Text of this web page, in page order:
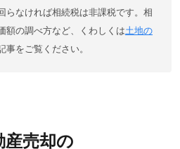
らなければ相続税は非課税です。相
額の調べ方など、くわしくは土地の
事をご覧ください。
産売却の